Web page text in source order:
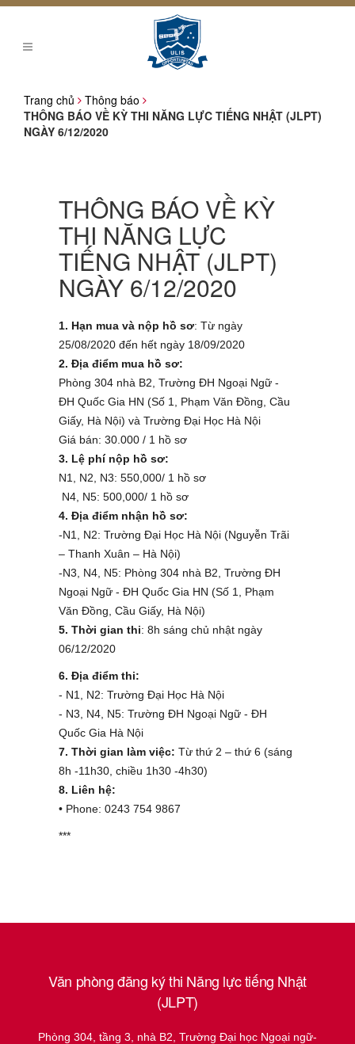
Trang chủ
Thông báo
THÔNG BÁO VỀ KỲ THI NĂNG LỰC TIẾNG NHẬT (JLPT)
NGÀY 6/12/2020
THÔNG BÁO VỀ KỲ
THI NĂNG LỰC
TIẾNG NHẬT (JLPT)
NGÀY 6/12/2020
1. Hạn mua và nộp hồ sơ: Từ ngày
25/08/2020 đến hết ngày 18/09/2020
2. Địa điểm mua hồ sơ:
Phòng 304 nhà B2, Trường ĐH Ngoại Ngữ -
ĐH Quốc Gia HN (Số 1, Phạm Văn Đồng, Cầu
Giấy, Hà Nội) và Trường Đại Học Hà Nội
Giá bán: 30.000 / 1 hồ sơ
3. Lệ phí nộp hồ sơ:
N1, N2, N3: 550,000/ 1 hồ sơ
N4, N5: 500,000/ 1 hồ sơ
4. Địa điểm nhận hồ sơ:
-N1, N2: Trường Đại Học Hà Nội (Nguyễn Trãi
– Thanh Xuân – Hà Nội)
-N3, N4, N5: Phòng 304 nhà B2, Trường ĐH
Ngoại Ngữ - ĐH Quốc Gia HN (Số 1, Phạm
Văn Đồng, Cầu Giấy, Hà Nội)
5. Thời gian thi: 8h sáng chủ nhật ngày
06/12/2020
6. Địa điểm thi:
- N1, N2: Trường Đại Học Hà Nội
- N3, N4, N5: Trường ĐH Ngoại Ngữ - ĐH
Quốc Gia Hà Nội
7. Thời gian làm việc: Từ thứ 2 – thứ 6 (sáng
8h -11h30, chiều 1h30 -4h30)
8. Liên hệ:
• Phone: 0243 754 9867
***
Văn phòng đăng ký thi Năng lực tiếng Nhật
(JLPT)
Phòng 304, tầng 3, nhà B2, Trường Đại học Ngoại ngữ-